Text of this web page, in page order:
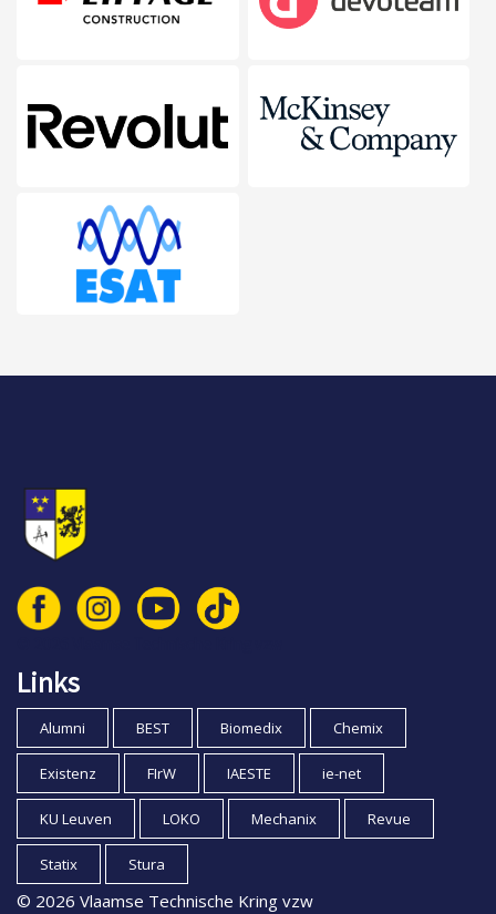
Links
Alumni BEST Biomedix Chemix
Existenz FIrW IAESTE ie-net
KU Leuven LOKO Mechanix Revue
Statix Stura
© 2026 Vlaamse Technische Kring vzw